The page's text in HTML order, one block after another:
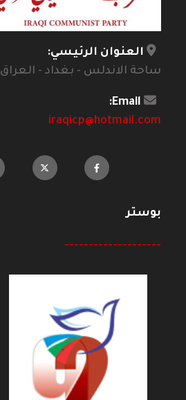
العنوان الرئيسي:
ساحة الاندلس - بغداد - العراق
Email:
iraqicp@hotmail.com
بوستر
--------------------